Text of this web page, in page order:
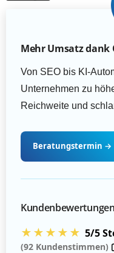
Mehr Umsatz dank
Von SEO bis KI-
Unternehmen zu
Reichweite und
Beratungstermin →
Kundenbewertungen
★★★★★ 5/5
(92 Kundenstimmen)